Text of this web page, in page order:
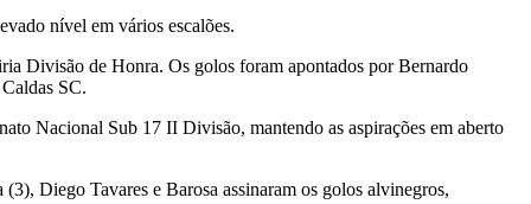
nível em vários escalões.
Divisão de Honra. Os golos foram apontados por Bernardo
SC.
Nacional Sub 17 II Divisão, mantendo as aspirações em aberto
Diego Tavares e Barosa assinaram os golos alvinegros,